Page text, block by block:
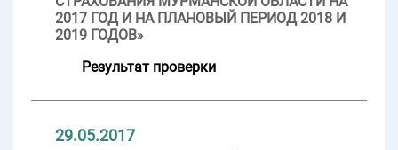
2017 ГОД И НА ПЛАНОВЫЙ ПЕРИОД 2018 И
2019 ГОДОВ»
Результат проверки
29.05.2017